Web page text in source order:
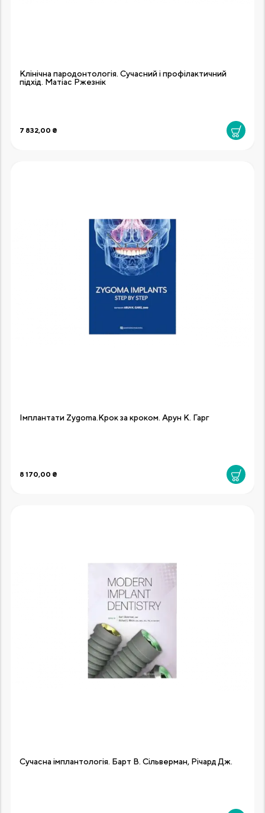
Клінічна пародонтологія. Сучасний і профілактичний
підхід. Матіас Ржезнік
7 832,00 ₴
Імплантати Zygoma.Крок за кроком. Арун К. Гарг
8 170,00 ₴
Сучасна імплантологія. Барт В. Сільверман, Річард Дж.